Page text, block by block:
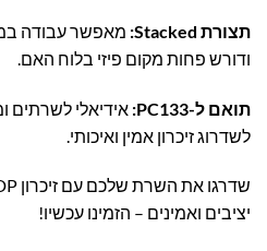
תצורת Stacked:
מאפשר עבודה
ודורש פחות מקום פיזי בלוח האם.
תואם ל-PC133:
אידיאלי לשרתים
לשדרוג זיכרון אמין ואיכותי.
יציבים ואמינים – הזמינו עכשיו!